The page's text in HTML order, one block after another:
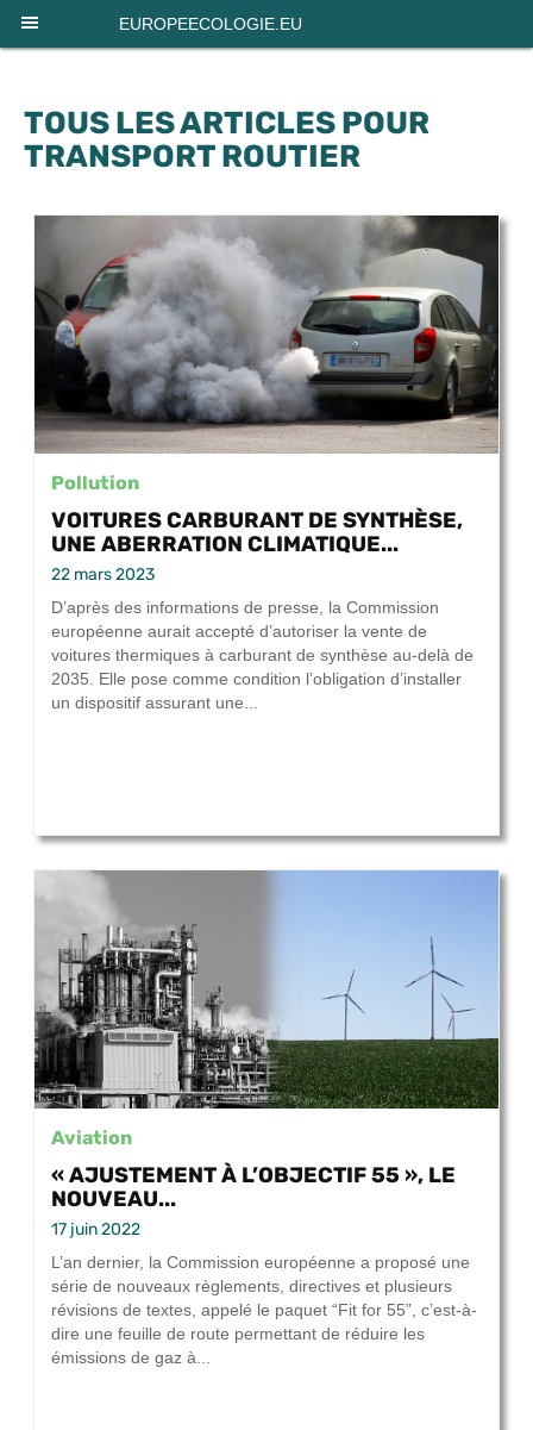
EUROPEECOLOGIE.EU
TOUS LES ARTICLES POUR
TRANSPORT ROUTIER
Pollution
VOITURES CARBURANT DE SYNTHÈSE,
UNE ABERRATION CLIMATIQUE...
22 mars 2023
D’après des informations de presse, la Commission
européenne aurait accepté d’autoriser la vente de
voitures thermiques à carburant de synthèse au-delà de
2035. Elle pose comme condition l’obligation d’installer
un dispositif assurant une...
Aviation
« AJUSTEMENT À L’OBJECTIF 55 », LE
NOUVEAU...
17 juin 2022
L’an dernier, la Commission européenne a proposé une
série de nouveaux règlements, directives et plusieurs
révisions de textes, appelé le paquet “Fit for 55”, c’est-à-
dire une feuille de route permettant de réduire les
émissions de gaz à...